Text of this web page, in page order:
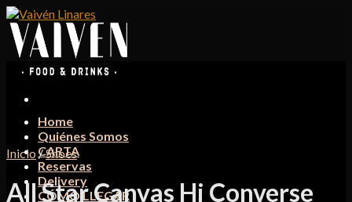
Skip
to
content
Home
Quiénes Somos
CARTA
Reservas
Delivery
CÓMO LLEGAR
Inicio /Shoes
All Star Canvas Hi Converse